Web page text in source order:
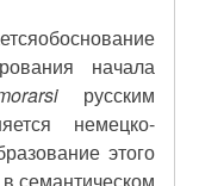
начала
русским
немецко-
этого